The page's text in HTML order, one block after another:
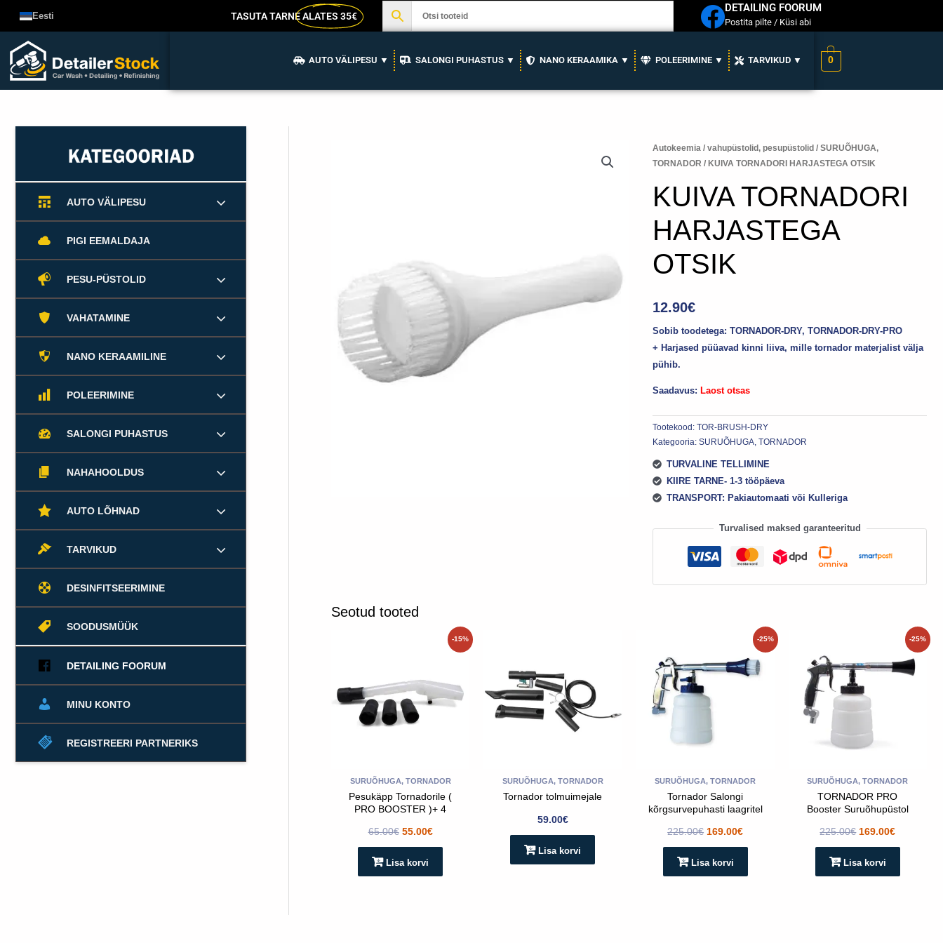
juurde
Eesti TASUTA TARNEALATES 35€
DETAILING FOORUM
Postita pilte / Küsi abi
AUTO VÄLIPESU ▼ SALONGI PUHASTUS ▼ NANO KERAAMIKA ▼ POLEERIMINE ▼ TARVIKUD ▼ 0
AUTO VÄLIPESU
PIGI EEMALDAJA
PESU-PÜSTOLID
VAHATAMINE
NANO KERAAMILINE
POLEERIMINE
SALONGI PUHASTUS
NAHAHOOLDUS
AUTO LÕHNAD
TARVIKUD
DESINFITSEERIMINE
SOODUSMÜÜK
DETAILING FOORUM
MINU KONTO
REGISTREERI PARTNERIKS
Autokeemia /vahupüstolid, pesupüstolid /SURUÕHUGA,
TORNADOR / KUIVA TORNADORI HARJASTEGA OTSIK
KUIVA TORNADORI
HARJASTEGA
OTSIK
12.90€
Sobib toodetega: TORNADOR-DRY, TORNADOR-DRY-PRO
+ Harjased püüavad kinni liiva, mille tornador materjalist välja
pühib.
Saadavus: Laost otsas
Tootekood:TOR-BRUSH-DRY
Kategooria:SURUÕHUGA, TORNADOR
TURVALINE TELLIMINE
KIIRE TARNE- 1-3 tööpäeva
TRANSPORT: Pakiautomaati või Kulleriga
Turvalised maksed garanteeritud
Seotud tooted
-15%
SURUÕHUGA, TORNADOR
Pesukäpp Tornadorile (
PRO BOOSTER )+ 4
65.00€ 55.00€
Praegune
hind
Lisa korvi
SURUÕHUGA, TORNADOR
Tornador tolmuimejale
59.00€
Lisa korvi
-25%
SURUÕHUGA, TORNADOR
Tornador Salongi
kõrgsurvepuhasti laagritel
225.00€
oli:
225.00€.
169.00€
Praegune
hind
on:
169.00€.
Lisa korvi
-25%
SURUÕHUGA, TORNADOR
TORNADOR PRO
Booster Suruõhupüstol
225.00€
oli:
225.00€.
169.00€
Praegune
hind
on:
169.00€.
Lisa korvi